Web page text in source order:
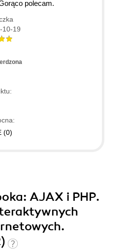
polecam.
10-19
(0)
: AJAX i PHP.